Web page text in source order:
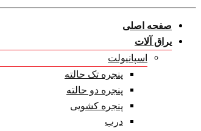
صفحه اصلی
یراق آلات
اسپانیولت
پنجره تک حالته
پنجره دو حالته
پنجره کشویی
درب